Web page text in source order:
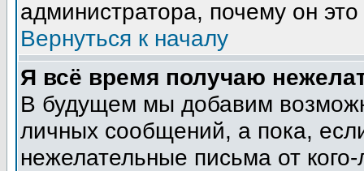
администратора, почему он
Вернуться к началу
Я всё время получаю
В будущем мы добавим
личных сообщений, а пока,
нежелательные письма от